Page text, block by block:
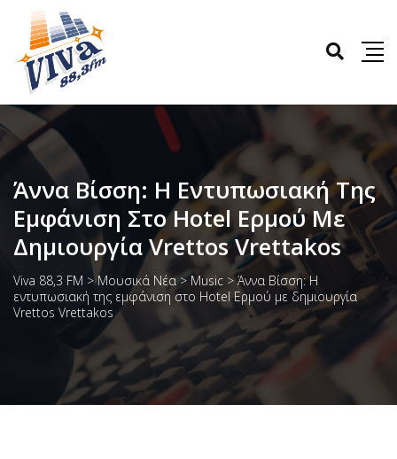
Άννα Βίσση: Η Εντυπωσιακή Της
Εμφάνιση Στο Hotel Ερμού Με
Δημιουργία Vrettos Vrettakos
Viva 88,3 FM >Μουσικά Νέα>Music >Άννα Βίσση: Η
εντυπωσιακή της εμφάνιση στο Hotel Ερμού με δημιουργία
Vrettos Vrettakos